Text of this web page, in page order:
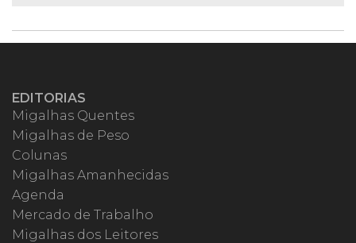
EDITORIAS
Migalhas Quentes
Migalhas de Peso
Colunas
Migalhas Amanhecidas
Agenda
Mercado de Trabalho
Migalhas dos Leitores